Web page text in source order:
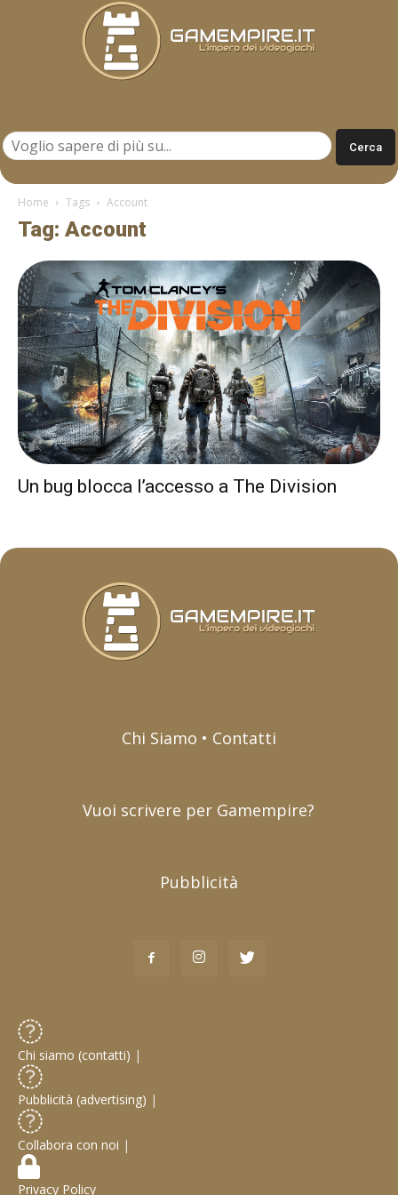
Home Tags Account
Tag: Account
Un bug blocca l’accesso a The Division
Chi Siamo • Contatti
Vuoi scrivere per Gamempire?
Pubblicità
Chi siamo (contatti) |
Pubblicità (advertising) |
Collabora con noi |
Privacy Policy